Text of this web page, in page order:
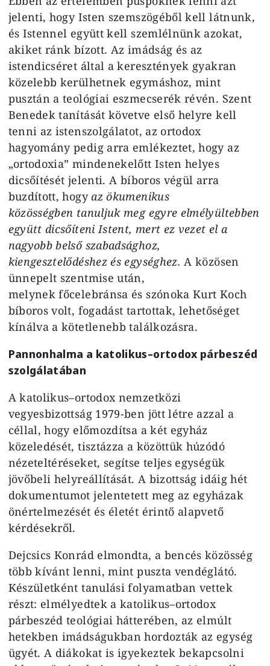
jelenti, hogy Isten szemszögéből kell látnunk,
és Istennel együtt kell szemlélnünk azokat,
akiket ránk bízott. Az imádság és az
istendicséret által a keresztények gyakran
közelebb kerülhetnek egymáshoz, mint
pusztán a teológiai eszmecserék révén. Szent
Benedek tanítását követve első helyre kell
tenni az istenszolgálatot, az ortodox
hagyomány pedig arra emlékeztet, hogy az
„ortodoxia” mindenekelőtt Isten helyes
dicsőítését jelenti. A bíboros végül arra
buzdított, hogyaz ökumenikus
közösségben tanuljuk meg egyre elmélyültebben
együtt dicsőíteni Istent, mert ez vezet el a
nagyobb belső szabadsághoz,
kiengesztelődéshez és egységhez. A közösen
ünnepelt szentmise után,
melynek főcelebránsa és szónoka Kurt Koch
bíboros volt, fogadást tartottak, lehetőséget
kínálva a kötetlenebb találkozásra.
Pannonhalma a katolikus–ortodox párbeszéd
szolgálatában
A katolikus–ortodox nemzetközi
vegyesbizottság 1979-ben jött létre azzal a
céllal, hogy előmozdítsa a két egyház
közeledését, tisztázza a közöttük húzódó
nézeteltéréseket, segítse teljes egységük
jövőbeli helyreállítását. A bizottság idáig hét
dokumentumot jelentetett meg az egyházak
önértelmezését és életét érintő alapvető
kérdésekről.
Dejcsics Konrád elmondta, a bencés közösség
több kívánt lenni, mint puszta vendéglátó.
Készületként tanulási folyamatban vettek
részt: elmélyedtek a katolikus–ortodox
párbeszéd teológiai hátterében, az elmúlt
hetekben imádságukban hordozták az egység
ügyét. A diákokat is igyekeztek bekapcsolni